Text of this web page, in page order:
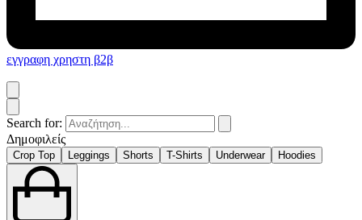
εγγραφη χρηστη β2β
Search for:
Δημοφιλείς
Crop Top Leggings Shorts T-Shirts Underwear Hoodies